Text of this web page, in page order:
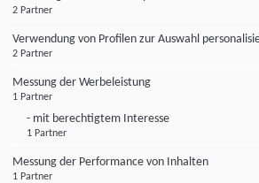
2 Partner
Verwendung von Profilen zur Auswahl
2 Partner
Messung der Werbeleistung
1 Partner
- mit berechtigtem Interesse
1 Partner
Messung der Performance von Inhalten
1 Partner